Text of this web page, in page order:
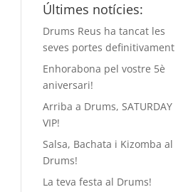
Últimes notícies:
Drums Reus ha tancat les
seves portes definitivament
Enhorabona pel vostre 5è
aniversari!
Arriba a Drums, SATURDAY
VIP!
Salsa, Bachata i Kizomba al
Drums!
La teva festa al Drums!